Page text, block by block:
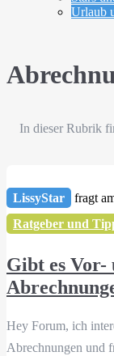
Urlaub
In dieser Rubrik
LissyStar fragt
Ratgeber und
Gibt es
Hey Forum, ich
Abrechnungen und